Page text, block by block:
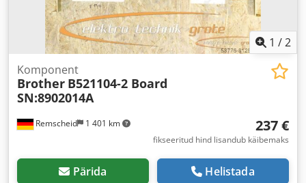
1 /2
Remscheid 1 401 km
Komponent
Brother B521104-2 Board
SN:8902014A
237 €
fikseeritud hind lisandub käibemaks
Pärida Helistada